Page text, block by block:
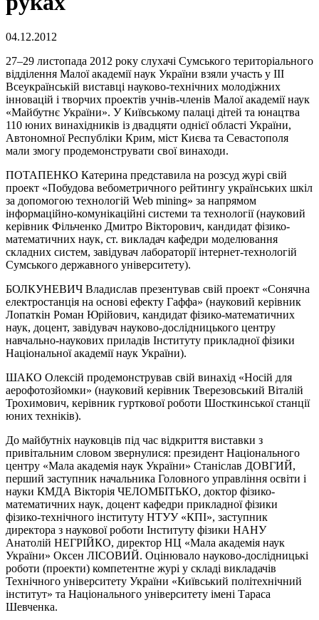
04.12.2012
27–29 листопада 2012 року слухачі Сумського територіального
відділення Малої академії наук України взяли участь у ІІІ
Всеукраїнській виставці науково-технічних молодіжних
інновацій і творчих проектів учнів-членів Малої академії наук
«Майбутнє України». У Київському палаці дітей та юнацтва
110 юних винахідників із двадцяти однієї області України,
Автономної Республіки Крим, міст Києва та Севастополя
мали змогу продемонструвати свої винаходи.
ПОТАПЕНКО Катерина представила на розсуд журі свій
проект «Побудова вебометричного рейтингу українських шкіл
за допомогою технологій Web mining» за напрямом
інформаційно-комунікаційні системи та технології (науковий
керівник Фільченко Дмитро Вікторович, кандидат фізико-
математичних наук, ст. викладач кафедри моделювання
складних систем, завідувач лабораторії інтернет-технологій
Сумського державного університету).
БОЛКУНЕВИЧ Владислав презентував свій проект «Сонячна
електростанція на основі ефекту Гаффа» (науковий керівник
Лопаткін Роман Юрійович, кандидат фізико-математичних
наук, доцент, завідувач науково-дослідницького центру
навчально-наукових приладів Інституту прикладної фізики
Національної академії наук України).
ШАКО Олексій продемонстрував свій винахід «Носій для
аерофотозйомки» (науковий керівник Тверезовський Віталій
Трохимович, керівник гурткової роботи Шосткинської станції
юних техніків).
До майбутніх науковців під час відкриття виставки з
привітальним словом звернулися: президент Національного
центру «Мала академія наук України» Станіслав ДОВГИЙ,
перший заступник начальника Головного управління освіти і
науки КМДА Вікторія ЧЕЛОМБІТЬКО, доктор фізико-
математичних наук, доцент кафедри прикладної фізики
фізико-технічного інституту НТУУ «КПІ», заступник
директора з наукової роботи Інституту фізики НАНУ
Анатолій НЕГРІЙКО, директор НЦ «Мала академія наук
України» Оксен ЛІСОВИЙ. Оцінювало науково-дослідницькі
роботи (проекти) компетентне журі у складі викладачів
Технічного університету України «Київський політехнічний
інститут» та Національного університету імені Тараса
Шевченка.